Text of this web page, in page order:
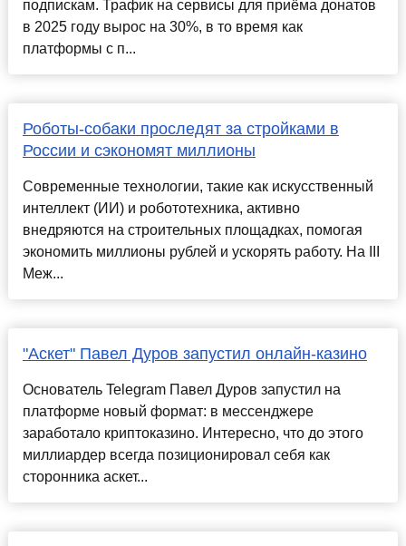
подпискам. Трафик на сервисы для приёма донатов
в 2025 году вырос на 30%, в то время как
платформы с п...
Роботы-собаки проследят за стройками в
России и сэкономят миллионы
Современные технологии, такие как искусственный
интеллект (ИИ) и робототехника, активно
внедряются на строительных площадках, помогая
экономить миллионы рублей и ускорять работу. На III
Меж...
"Аскет" Павел Дуров запустил онлайн-казино
Основатель Telegram Павел Дуров запустил на
платформе новый формат: в мессенджере
заработало криптоказино. Интересно, что до этого
миллиардер всегда позиционировал себя как
сторонника аскет...